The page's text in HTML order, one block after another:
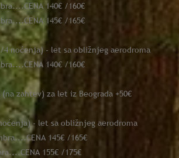
140€ /160€
145€ /165€
4 noćenja) - let sa obližnjeg aerodroma
140€ /160€
zahtev) za let iz Beograda +50€
- let sa obližnjeg aerodroma
145€ /165€
155€ /175€